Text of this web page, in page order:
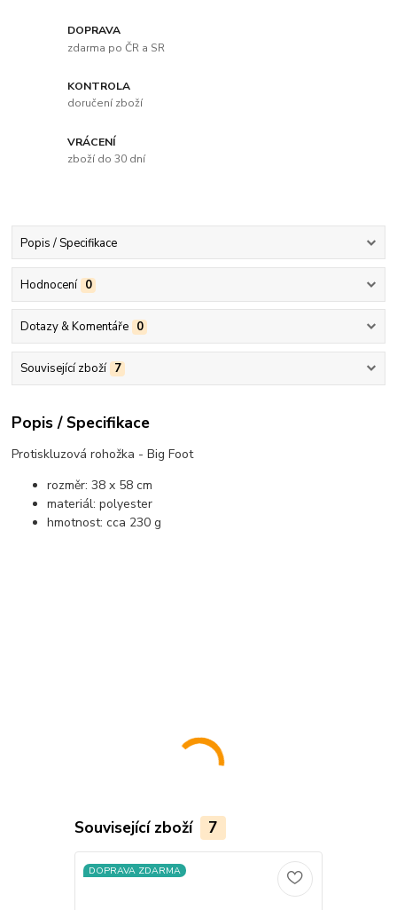
DOPRAVA
zdarma po ČR a SR
KONTROLA
doručení zboží
VRÁCENÍ
zboží do 30 dní
Popis / Specifikace
Hodnocení 0
Dotazy & Komentáře 0
Související zboží 7
Popis / Specifikace
Protiskluzová rohožka - Big Foot
rozměr: 38 x 58 cm
materiál: polyester
hmotnost: cca 230 g
Související zboží 7
DOPRAVA ZDARMA